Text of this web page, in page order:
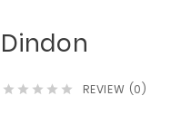
Dindon
     REVIEW (0)